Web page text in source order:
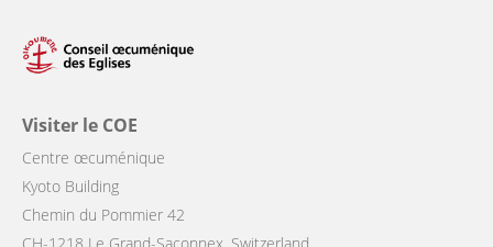
Visiter le COE
Centre œcuménique
Kyoto Building
Chemin du Pommier 42